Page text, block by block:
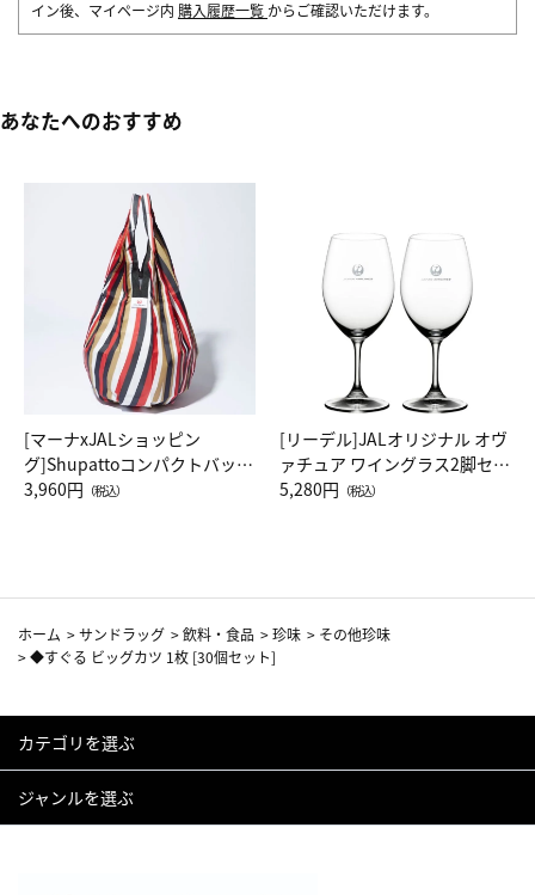
イン後、マイページ内 購入履歴一覧 からご確認いただけます。
あなたへのおすすめ
[マーナxJALショッピン
グ]Shupattoコンパクトバッグ
Drop JAL客室乗務員（LC）ス
3,960円 （税込）
[リーデル]JALオリジナル オヴ
ァチュア ワイングラス2脚セッ
ト（レッドワイン）
5,280円 （税込）
ホーム >サンドラッグ >飲料・食品 >珍味 > その他珍味
>◆すぐる ビッグカツ 1枚 [30個セット]
カテゴリを選ぶ
ジャンルを選ぶ